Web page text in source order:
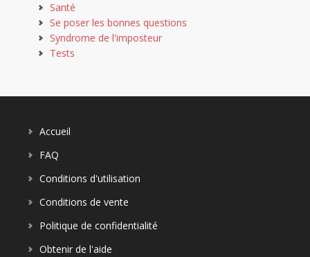
Santé
Se poser les bonnes questions
Syndrome de l'imposteur
Tests
Accueil
FAQ
Conditions d'utilisation
Conditions de vente
Politique de confidentialité
Obtenir de l'aide